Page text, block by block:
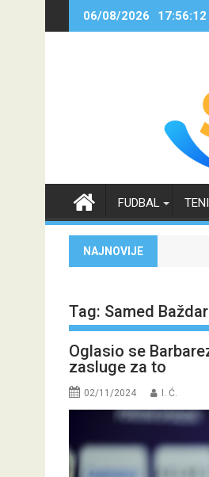
06/08/2026 17:56:13
FUDBAL
NAJNOVIJE
Tag: Samed Baždar
Oglasio se
zasluge za to
02/11/2024 I. Ć.